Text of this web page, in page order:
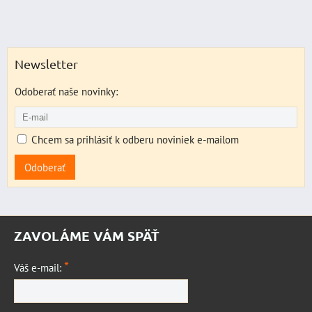
Newsletter
Odoberať naše novinky:
Chcem sa prihlásiť k odberu noviniek e-mailom
Odoberať
ZAVOLÁME VÁM SPÄŤ
Váš e-mail: *